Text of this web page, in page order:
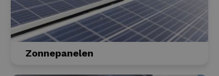
Zonnepanelen